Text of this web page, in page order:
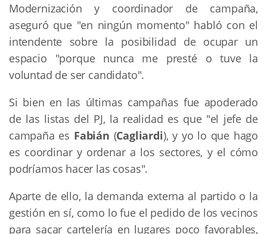
Modernización y coordinador de campaña,
aseguró que "en ningún momento" habló con el
intendente sobre la posibilidad de ocupar un
espacio "porque nunca me presté o tuve la
voluntad de ser candidato".
Si bien en las últimas campañas fue apoderado
de las listas del PJ, la realidad es que "el jefe de
campaña es Fabián (Cagliardi), y yo lo que hago
es coordinar y ordenar a los sectores, y el cómo
podríamos hacer las cosas".
Aparte de ello, la demanda externa al partido o la
gestión en sí, como lo fue el pedido de los vecinos
para sacar cartelería en lugares poco favorables,